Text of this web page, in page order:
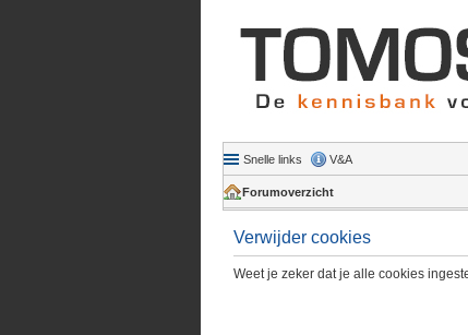
Snelle links V&A
Forumoverzicht
Verwijder cookies
Weet je zeker dat je alle cookies